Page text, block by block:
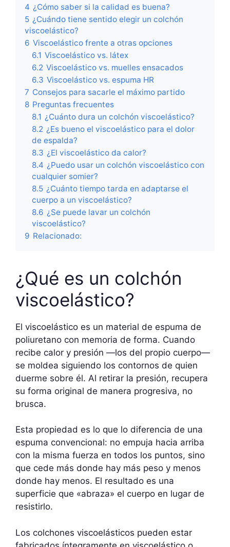
4 ¿Cómo saber si la calidad es buena?
5 ¿Cuándo tiene sentido elegir un colchón
viscoelástico?
6 Viscoelástico frente a otras opciones
6.1 Viscoelástico vs. látex
6.2 Viscoelástico vs. muelles ensacados
6.3 Viscoelástico vs. espuma HR
7 Consejos para sacarle el máximo partido
8 Preguntas frecuentes
8.1 ¿Cuánto dura un colchón viscoelástico?
8.2 ¿Es bueno el viscoelástico para el dolor
de espalda?
8.3 ¿El viscoelástico da calor?
8.4 ¿Puedo usar un colchón viscoelástico con
cualquier somier?
8.5 ¿Cuánto tiempo tarda en adaptarse el
cuerpo a un viscoelástico?
8.6 ¿Se puede lavar un colchón
viscoelástico?
9 Relacionado:
¿Qué es un colchón
viscoelástico?
El viscoelástico es un material de espuma de
poliuretano con memoria de forma. Cuando
recibe calor y presión —los del propio cuerpo—
se moldea siguiendo los contornos de quien
duerme sobre él. Al retirar la presión, recupera
su forma original de manera progresiva, no
brusca.
Esta propiedad es lo que lo diferencia de una
espuma convencional: no empuja hacia arriba
con la misma fuerza en todos los puntos, sino
que cede más donde hay más peso y menos
donde hay menos. El resultado es una
superficie que «abraza» el cuerpo en lugar de
resistirlo.
Los colchones viscoelásticos pueden estar